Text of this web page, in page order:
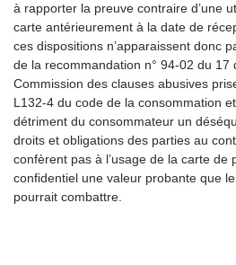
à rapporter la preuve contraire d’une
carte antérieurement à la date de
ces dispositions n’apparaissent donc
de la recommandation n° 94-02 du 17
Commission des clauses abusives
L132-4 du code de la consommation
détriment du consommateur un
droits et obligations des parties au
confèrent pas à l’usage de la carte de
confidentiel une valeur probante que
pourrait combattre.